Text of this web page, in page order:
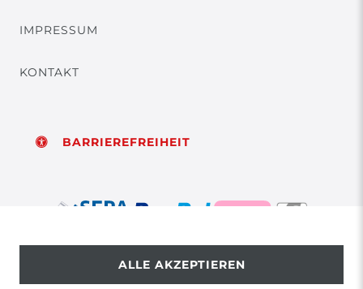
IMPRESSUM
KONTAKT
BARRIEREFREIHEIT
© Copyright 2026 | Alle Rechte vorbehalten.
ALLE AKZEPTIEREN